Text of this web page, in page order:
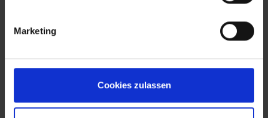
Marketing
Cookies zulassen